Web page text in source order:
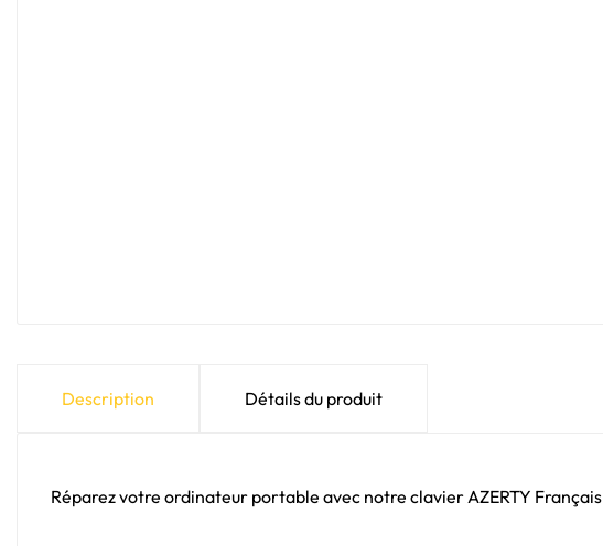
Description Détails du produit
Réparez votre ordinateur portable avec notre clavier AZERTY Français